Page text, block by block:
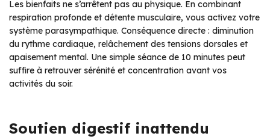
Les bienfaits ne s’arrêtent pas au physique. En combinant
respiration profonde et détente musculaire, vous activez votre
système parasympathique. Conséquence directe : diminution
du rythme cardiaque, relâchement des tensions dorsales et
apaisement mental. Une simple séance de 10 minutes peut
suffire à retrouver sérénité et concentration avant vos
activités du soir.
Soutien digestif inattendu